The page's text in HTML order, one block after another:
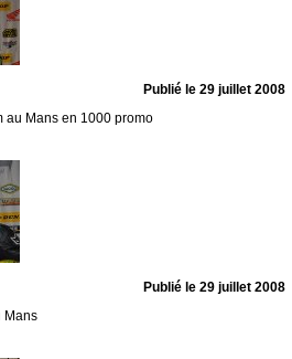
Publié le 29 juillet 2008
au Mans en 1000 promo
Publié le 29 juillet 2008
Mans